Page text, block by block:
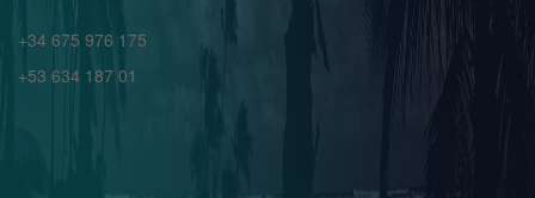
+34 675 976 175
+53 634 187 01